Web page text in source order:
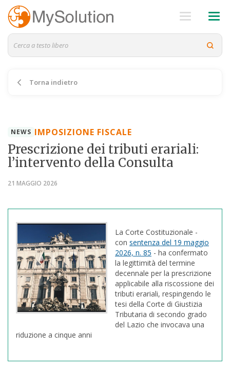
Torna indietro
NEWS IMPOSIZIONE FISCALE
Prescrizione dei tributi erariali:
l’intervento della Consulta
21 MAGGIO 2026
La Corte Costituzionale -
con sentenza del 19 maggio
2026, n. 85 - ha confermato
la legittimità del termine
decennale per la prescrizione
applicabile alla riscossione dei
tributi erariali, respingendo le
tesi della Corte di Giustizia
Tributaria di secondo grado
del Lazio che invocava una
riduzione a cinque anni